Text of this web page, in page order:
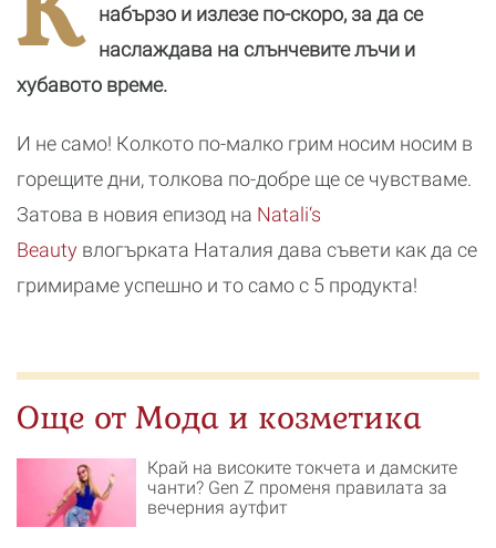
набързо и излезе по-скоро, за да се
наслаждава на слънчевите лъчи и
хубавото време.
И не само! Колкото по-малко грим носим носим в
горещите дни, толкова по-добре ще се чувстваме.
Затова в новия епизод на Natali‘s
Beauty влогърката Наталия дава съвети как да се
гримираме успешно и то само с 5 продукта!
Още от Мода и козметика
Край на високите токчета и дамските
чанти? Gen Z променя правилата за
вечерния аутфит